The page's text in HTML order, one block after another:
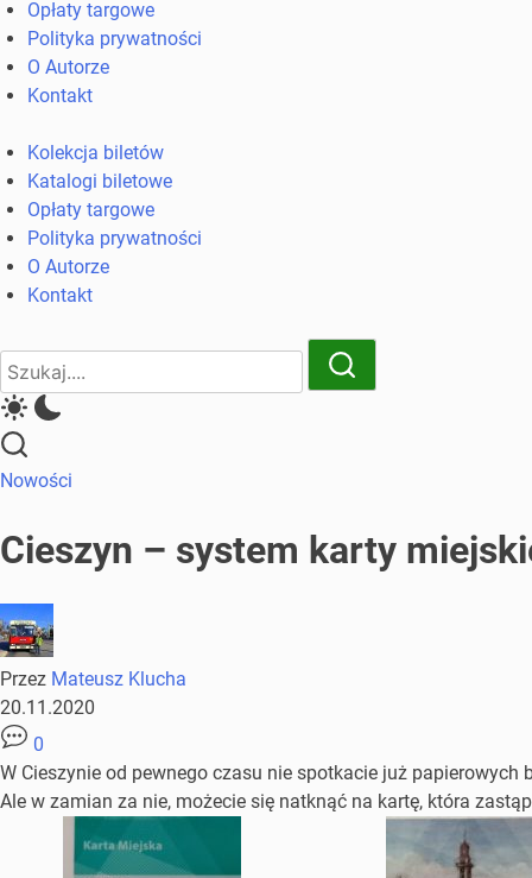
komunikacji
miejskiej
Opłaty targowe
Polityka prywatności
O Autorze
Kontakt
Kolekcja biletów
Katalogi biletowe
Opłaty targowe
Polityka prywatności
O Autorze
Kontakt
Close
Search
Search
Nowości
Cieszyn – system karty
Przez Mateusz Klucha
20.11.2020
0
W Cieszynie od pewnego czasu nie spotkacie już papierowych
Ale w zamian za nie, możecie się natknąć na kartę, która